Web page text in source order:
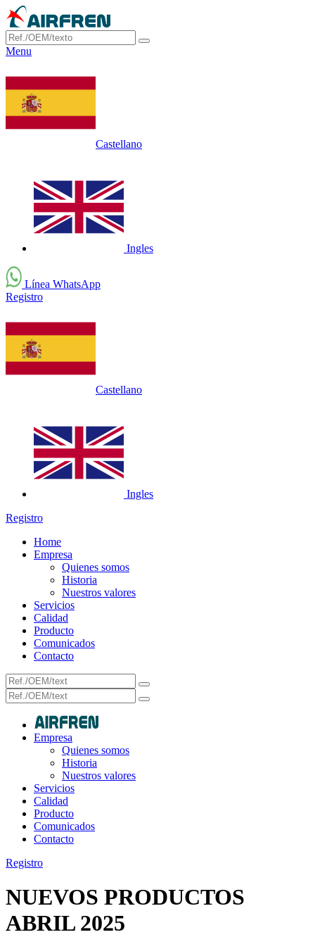
Menu
Castellano
Ingles
Línea WhatsApp
Registro
Castellano
Ingles
Registro
Home
Empresa
Quienes somos
Historia
Nuestros valores
Servicios
Calidad
Producto
Comunicados
Contacto
Empresa
Quienes somos
Historia
Nuestros valores
Servicios
Calidad
Producto
Comunicados
Contacto
Registro
NUEVOS PRODUCTOS
ABRIL 2025